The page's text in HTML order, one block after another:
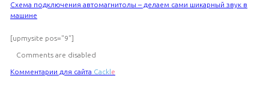
Схема подключения автомагнитолы – делаем сами шикарный звук в
машине
[upmysite pos="9"]
Comments are disabled
Комментарии для сайта Cackle